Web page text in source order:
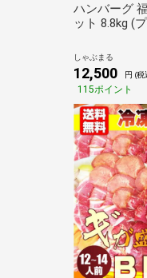
ハンバーグ
ット 8.8kg (
るだけ レン
く 業務用 し
しゃぶまる
12,500 円 (税
115ポイント